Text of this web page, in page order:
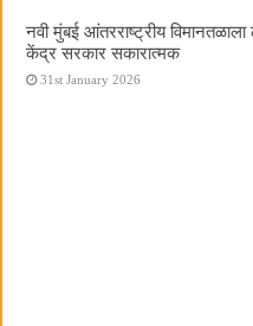
नवी मुंबई आंतरराष्ट्रीय
केंद्र सरकार सकारात्मक
31st January 2026